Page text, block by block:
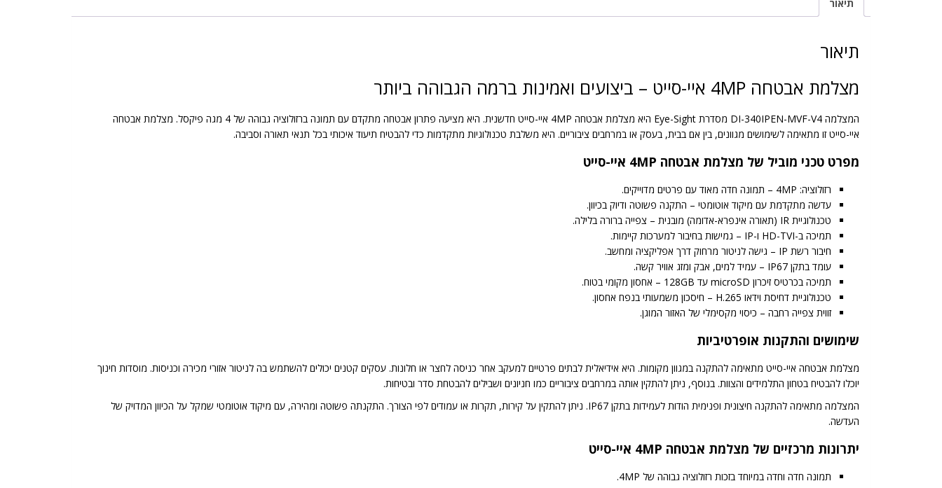
תיאור
תיאור
מצלמת אבטחה 4MP איי-סייט – ביצועים ואמינות ברמה הגבוהה ביותר
המצלמה DI-340IPEN-MVF-V4 מסדרת Eye-Sight היא מצלמת אבטחה 4MP איי-סייט חדשנית. היא מציעה פתרון אבטחה מתקדם עם תמונה ברזולוציה גבוהה של 4 מגה פיקסל. מצלמת אבטחה
איי-סייט זו מתאימה לשימושים מגוונים, בין אם בבית, בעסק או במרחבים ציבוריים. היא משלבת טכנולוגיות מתקדמות כדי להבטיח תיעוד איכותי בכל תנאי תאורה וסביבה.
מפרט טכני מוביל של מצלמת אבטחה 4MP איי-סייט
רזולוציה: 4MP – תמונה חדה מאוד עם פרטים מדוייקים.
עדשה מתקדמת עם מיקוד אוטומטי – התקנה פשוטה ודיוק בכיוון.
טכנולוגיית IR (תאורה אינפרא-אדומה) מובנית – צפייה ברורה בלילה.
תמיכה ב-HD-TVI ו-IP – גמישות בחיבור למערכות קיימות.
חיבור רשת IP – גישה לניטור מרחוק דרך אפליקציה ומחשב.
עומד בתקן IP67 – עמיד למים, אבק ומזג אוויר קשה.
תמיכה בכרטיס זיכרון microSD עד 128GB – אחסון מקומי בטוח.
טכנולוגיית דחיסת וידאו H.265 – חיסכון משמעותי בנפח אחסון.
זווית צפייה רחבה – כיסוי מקסימלי של האזור המוגן.
שימושים והתקנות אופרטיביות
מצלמת אבטחה איי-סייט מתאימה להתקנה במגוון מקומות. היא אידיאלית לבתים פרטיים למעקב אחר כניסה לחצר או חלונות. עסקים קטנים יכולים להשתמש בה לניטור אזורי מכירה וכניסות. מוסדות חינוך
יוכלו להבטיח בטחון התלמידים והצוות. בנוסף, ניתן להתקין אותה במרחבים ציבוריים כמו חניונים ושבילים להבטחת סדר ובטיחות.
המצלמה מתאימה להתקנה חיצונית ופנימית הודות לעמידות בתקן IP67. ניתן להתקין על קירות, תקרות או עמודים לפי הצורך. התקנתה פשוטה ומהירה, עם מיקוד אוטומטי שמקל על הכיוון המדויק של
העדשה.
יתרונות מרכזיים של מצלמת אבטחה 4MP איי-סייט
תמונה חדה וחדה במיוחד בזכות רזולוציה גבוהה של 4MP.